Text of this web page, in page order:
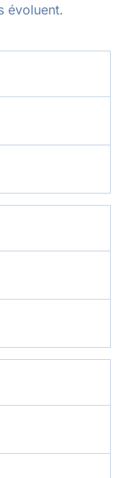
évoluent.